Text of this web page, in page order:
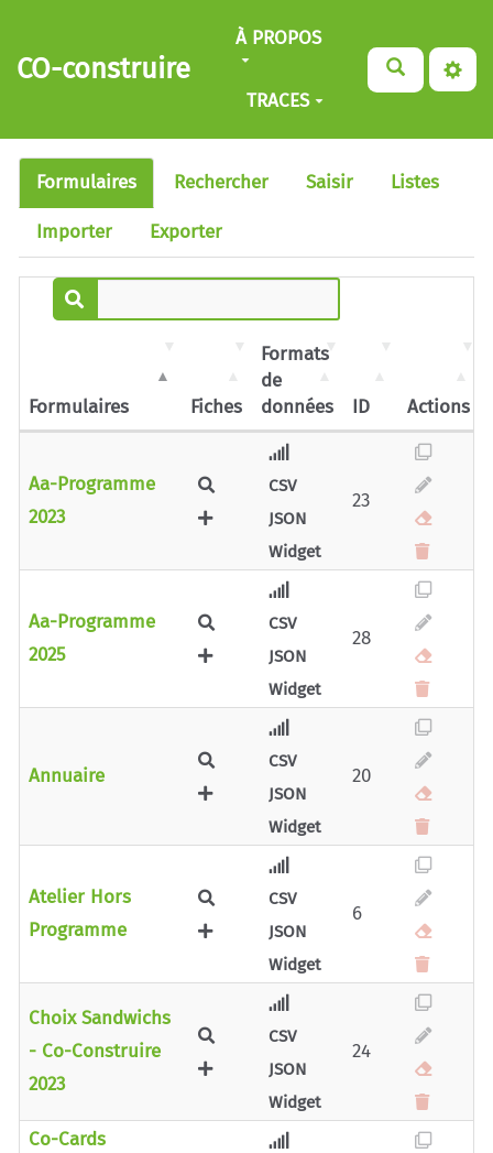
Aller au contenu principal
CO-construire
À PROPOS
TRACES
Formulaires Rechercher Saisir Listes
Importer Exporter
Formulaires Fiches
Formats
de
données
ID Actions
Aa-Programme
2023
CSV
JSON
Widget
23
Aa-Programme
2025
CSV
JSON
Widget
28
Annuaire
CSV
JSON
Widget
20
Atelier Hors
Programme
CSV
JSON
Widget
6
Choix Sandwichs
- Co-Construire
2023
CSV
JSON
Widget
24
Co-Cards